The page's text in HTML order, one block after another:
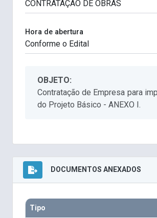
Hora de abertura
OBJETO:
Contratação de Empresa para
do Projeto Básico - ANEXO I.
DOCUMENTOS ANEXADOS
Tipo